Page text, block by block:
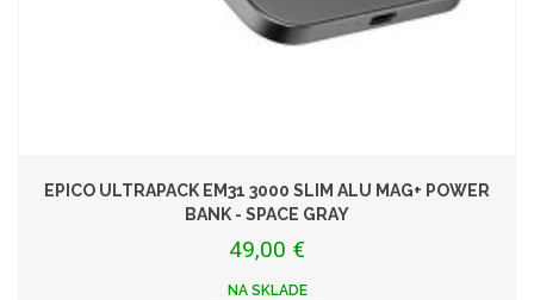
EPICO ULTRAPACK EM31 3000 SLIM ALU MAG+ POWER
BANK - SPACE GRAY
49,00 €
NA SKLADE